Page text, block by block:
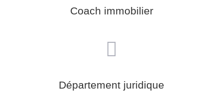
Coach immobilier
Département juridique